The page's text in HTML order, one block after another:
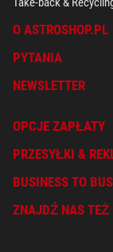
O ASTROSHOP.PL
PYTANIA
NEWSLETTER
OPCJE ZAPŁATY
PRZESYŁKI &
BUSINESS TO
ZNAJDŹ NAS TEŻ